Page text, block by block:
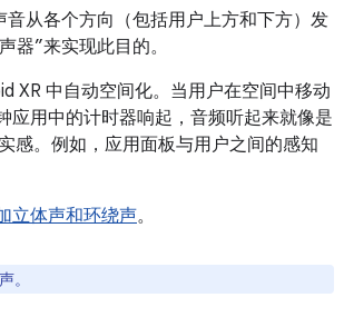
从各个方向（包括用户上方和下方）发
器”来实现此目的。
XR 中自动空间化。当用户在空间中移动
应用中的计时器响起，音频听起来就像是
感。例如，应用面板与用户之间的感知
立体声和环绕声。
。